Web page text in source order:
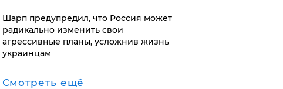
Шарп предупредил, что Россия может
радикально изменить свои
агрессивные планы, усложнив жизнь
украинцам
Смотреть ещё